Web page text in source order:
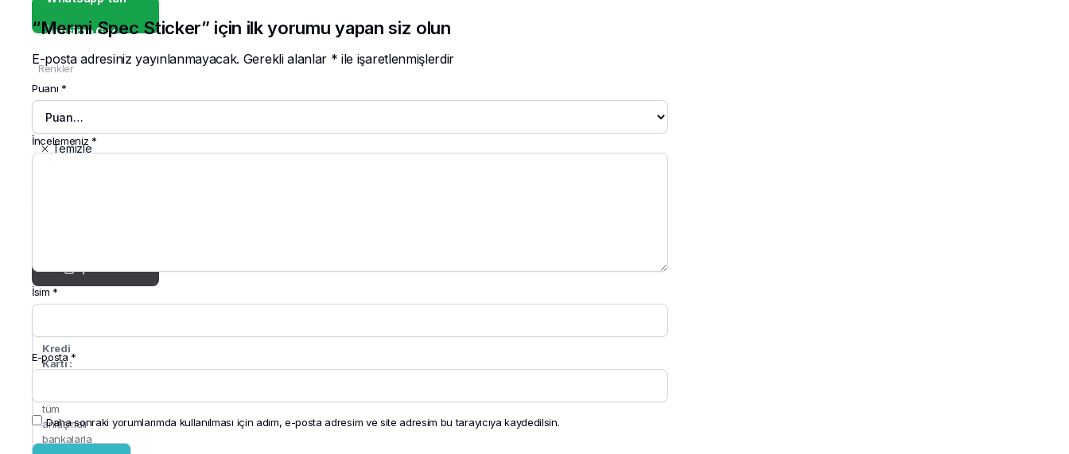
İletişime Geç
Renkler
Temizle
Kredi
Kartı :
tüm
anlaşmalı
bankalarla
“Mermi Spec Sticker” için ilk yorumu yapan siz olun
E-posta adresiniz yayınlanmayacak. Gerekli alanlar * ile işaretlenmişlerdir
Puanı *
İncelemeniz *
İsim *
E-posta *
Daha sonraki yorumlarımda kullanılması için adım, e-posta adresim ve site adresim bu tarayıcıya kaydedilsin.